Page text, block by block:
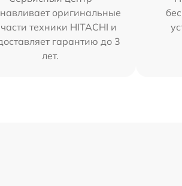
оригинальные
техники HITACHI и
гарантию до 3
лет.